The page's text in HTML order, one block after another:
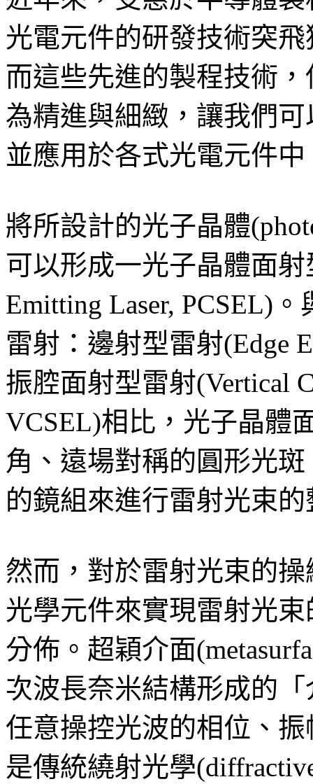
光電元件的研發技術突
而這些先進的製程技術
為精進與細緻，讓我們
並應用於各式光電元件中
將所設計的光子晶體
可以形成一光子晶體面射
Emitting Laser, PCSEL)
雷射：邊射型雷射(Edge
振腔面射型雷射(Vertical
VCSEL)相比，光子晶體
角、遠場對稱的圓形光
的鏡組來進行雷射光束
然而，對於雷射光束的
光學元件來實現雷射光
分佈。超穎介面
次波長奈米結構形成的
任意操控光波的相位、
是傳統繞射光學